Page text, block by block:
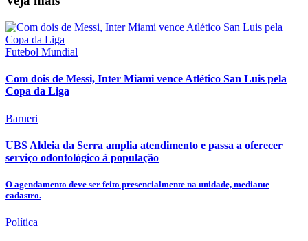
Futebol Mundial
Com dois de Messi, Inter Miami vence Atlético San Luis pela
Copa da Liga
Barueri
UBS Aldeia da Serra amplia atendimento e passa a oferecer
serviço odontológico à população
O agendamento deve ser feito presencialmente na unidade, mediante
cadastro.
Política